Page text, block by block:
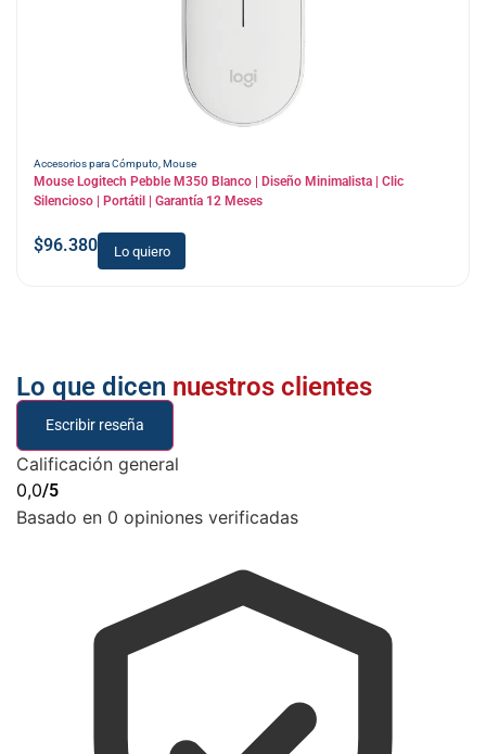
Accesorios para Cómputo Mouse
Mouse Logitech Pebble M350 Blanco | Diseño Minimalista | Clic
Silencioso | Portátil | Garantía 12 Meses
$96.380 Lo quiero
Lo que dicen nuestros clientes
Escribir reseña
Calificación general
0,0/5
Basado en 0 opiniones verificadas